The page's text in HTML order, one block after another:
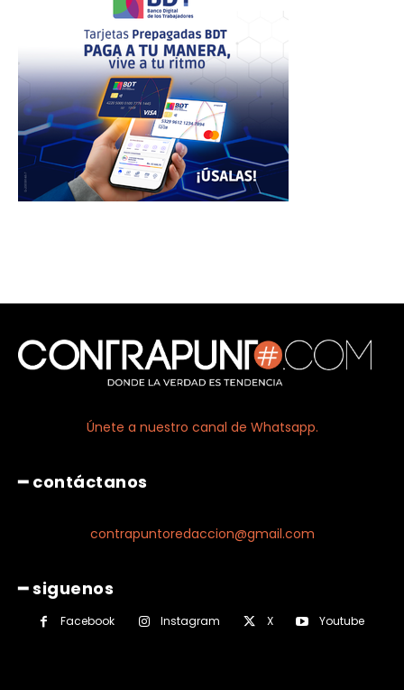
Únete a nuestro canal de Whatsapp.
━ contáctanos
contrapuntoredaccion@gmail.com
━ siguenos
Facebook Instagram X Youtube